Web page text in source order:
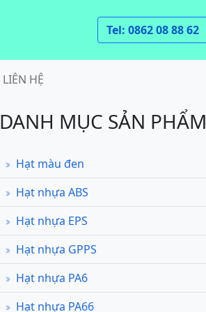
Tel: 0862 08 88 62
LIÊN HỆ
DANH MỤC SẢN PHẨM
Hạt màu đen
Hạt nhựa ABS
Hạt nhựa EPS
Hạt nhựa GPPS
Hạt nhựa PA6
Hạt nhựa PA66